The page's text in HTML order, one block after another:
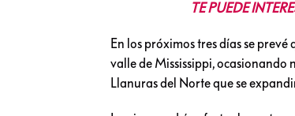
TE PUEDE
En los próximos tres días se
valle de Mississippi, ocasionando
Llanuras del Norte que se